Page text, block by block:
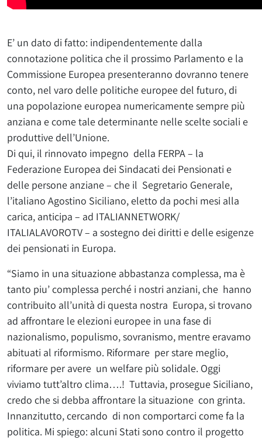
E’ un dato di fatto: indipendentemente dalla
connotazione politica che il prossimo Parlamento e la
Commissione Europea presenteranno dovranno tenere
conto, nel varo delle politiche europee del futuro, di
una popolazione europea numericamente sempre più
anziana e come tale determinante nelle scelte sociali e
produttive dell’Unione.
Di qui, il rinnovato impegno della FERPA – la
Federazione Europea dei Sindacati dei Pensionati e
delle persone anziane – che il Segretario Generale,
l’italiano Agostino Siciliano, eletto da pochi mesi alla
carica, anticipa – ad ITALIANNETWORK/
ITALIALAVOROTV – a sostegno dei diritti e delle esigenze
dei pensionati in Europa.
“Siamo in una situazione abbastanza complessa, ma è
tanto piu’ complessa perché i nostri anziani, che hanno
contribuito all’unità di questa nostra Europa, si trovano
ad affrontare le elezioni europee in una fase di
nazionalismo, populismo, sovranismo, mentre eravamo
abituati al riformismo. Riformare per stare meglio,
riformare per avere un welfare più solidale. Oggi
viviamo tutt’altro clima….! Tuttavia, prosegue Siciliano,
credo che si debba affrontare la situazione con grinta.
Innanzitutto, cercando di non comportarci come fa la
politica. Mi spiego: alcuni Stati sono contro il progetto